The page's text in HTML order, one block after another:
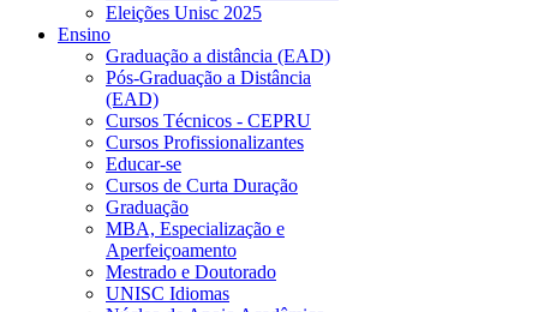
Eleições Unisc 2025
Ensino
Graduação a distância (EAD)
Pós-Graduação a Distância
(EAD)
Cursos Técnicos - CEPRU
Cursos Profissionalizantes
Educar-se
Cursos de Curta Duração
Graduação
MBA, Especialização e
Aperfeiçoamento
Mestrado e Doutorado
UNISC Idiomas